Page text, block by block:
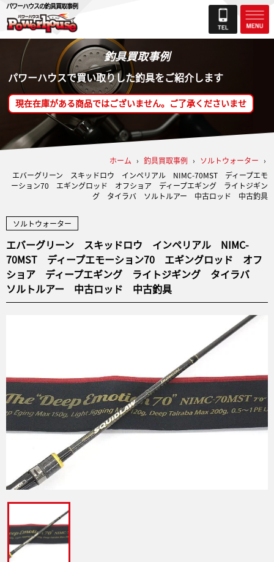
パワーハウスの釣具買取事例
釣具買取事例
パワーハウスで買い取りした釣具をご紹介します
現在在庫がある商品ではございません。ご了承くださいませ
ホーム › 釣具買取事例 › ソルトウォーター ›
エバーグリーン スキッドロウ インペリアル NIMC-70MST ディープエモ
ーション70 エギングロッド オフショア ディープエギング ライトジギン
グ タイラバ ソルトルアー 中古ロッド 中古釣具
ソルトウォーター
エバーグリーン スキッドロウ インペリアル NIMC-
70MST ディープエモーション70 エギングロッド オフ
ショア ディープエギング ライトジギング タイラバ
ソルトルアー 中古ロッド 中古釣具